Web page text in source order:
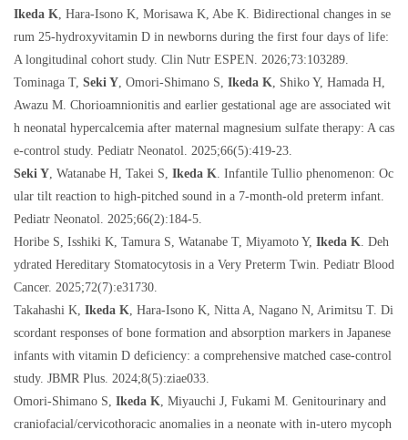
Ikeda K, Hara-Isono K, Morisawa K, Abe K. Bidirectional changes in se
rum 25-hydroxyvitamin D in newborns during the first four days of life:
A longitudinal cohort study. Clin Nutr ESPEN. 2026;73:103289.
Tominaga T, Seki Y, Omori-Shimano S, Ikeda K, Shiko Y, Hamada H,
Awazu M. Chorioamnionitis and earlier gestational age are associated wit
h neonatal hypercalcemia after maternal magnesium sulfate therapy: A cas
e-control study. Pediatr Neonatol. 2025;66(5):419-23.
Seki Y, Watanabe H, Takei S, Ikeda K. Infantile Tullio phenomenon: Oc
ular tilt reaction to high-pitched sound in a 7-month-old preterm infant.
Pediatr Neonatol. 2025;66(2):184-5.
Horibe S, Isshiki K, Tamura S, Watanabe T, Miyamoto Y, Ikeda K. Deh
ydrated Hereditary Stomatocytosis in a Very Preterm Twin. Pediatr Blood
Cancer. 2025;72(7):e31730.
Takahashi K, Ikeda K, Hara-Isono K, Nitta A, Nagano N, Arimitsu T. Di
scordant responses of bone formation and absorption markers in Japanese
infants with vitamin D deficiency: a comprehensive matched case-control
study. JBMR Plus. 2024;8(5):ziae033.
Omori-Shimano S, Ikeda K, Miyauchi J, Fukami M. Genitourinary and
craniofacial/cervicothoracic anomalies in a neonate with in-utero mycoph